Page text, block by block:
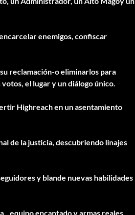
enemigos, confiscar
reclamación-oeliminarlos para
votos, el lugar y un diálogo único.
Highreach en un asentamiento
de la justicia, descubriendo linajes
y blande nuevas habilidades
...equipo encantado y armas reales